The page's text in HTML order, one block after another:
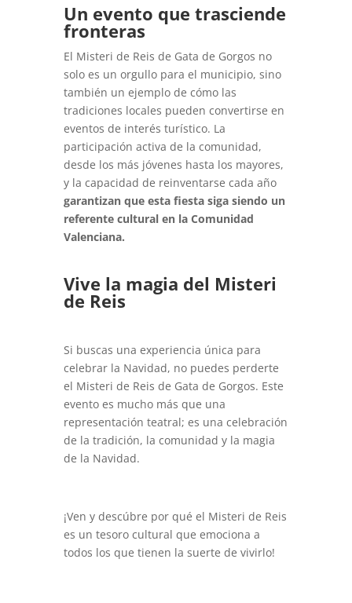
Un evento que trasciende
fronteras
El Misteri de Reis de Gata de Gorgos no
solo es un orgullo para el municipio, sino
también un ejemplo de cómo las
tradiciones locales pueden convertirse en
eventos de interés turístico. La
participación activa de la comunidad,
desde los más jóvenes hasta los mayores,
y la capacidad de reinventarse cada año
garantizan que esta fiesta siga siendo un
referente cultural en la Comunidad
Valenciana.
Vive la magia del Misteri
de Reis
Si buscas una experiencia única para
celebrar la Navidad, no puedes perderte
el Misteri de Reis de Gata de Gorgos. Este
evento es mucho más que una
representación teatral; es una celebración
de la tradición, la comunidad y la magia
de la Navidad.
¡Ven y descúbre por qué el Misteri de Reis
es un tesoro cultural que emociona a
todos los que tienen la suerte de vivirlo!